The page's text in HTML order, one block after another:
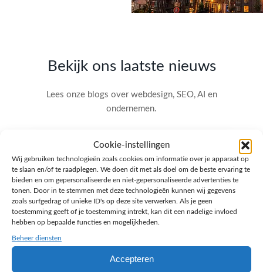
Cookie-instellingen
Wij gebruiken technologieën zoals cookies om informatie over je apparaat op
te slaan en/of te raadplegen. We doen dit met als doel om de beste ervaring te
bieden en om gepersonaliseerde en niet-gepersonaliseerde advertenties te
tonen. Door in te stemmen met deze technologieën kunnen wij gegevens
zoals surfgedrag of unieke ID's op deze site verwerken. Als je geen
toestemming geeft of je toestemming intrekt, kan dit een nadelige invloed
hebben op bepaalde functies en mogelijkheden.
Beheer diensten
Accepteren
Bekijk ons laatste nieuws
Lees onze blogs over webdesign, SEO, AI en
ondernemen.